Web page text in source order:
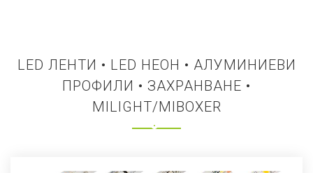
LED ЛЕНТИ • LED НЕОН • АЛУМИНИЕВИ
ПРОФИЛИ • ЗАХРАНВАНЕ •
MILIGHT/MIBOXER